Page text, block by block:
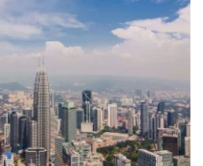
com o correio
eletrónico